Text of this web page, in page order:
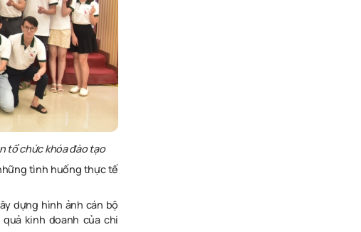
tổ chức khóa đào tạo
tình huống thực tế
dựng hình ảnh cán bộ
kinh doanh của chi